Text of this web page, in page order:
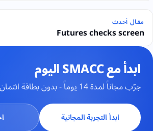
مقال أحدث
Futures checks screen
ابدأ مع SMACC اليوم
جرّب مجاناً لمدة 14 يوماً - بدون بطاقة ائتمان وبدون التزام.
ابدأ التجربة المجانية